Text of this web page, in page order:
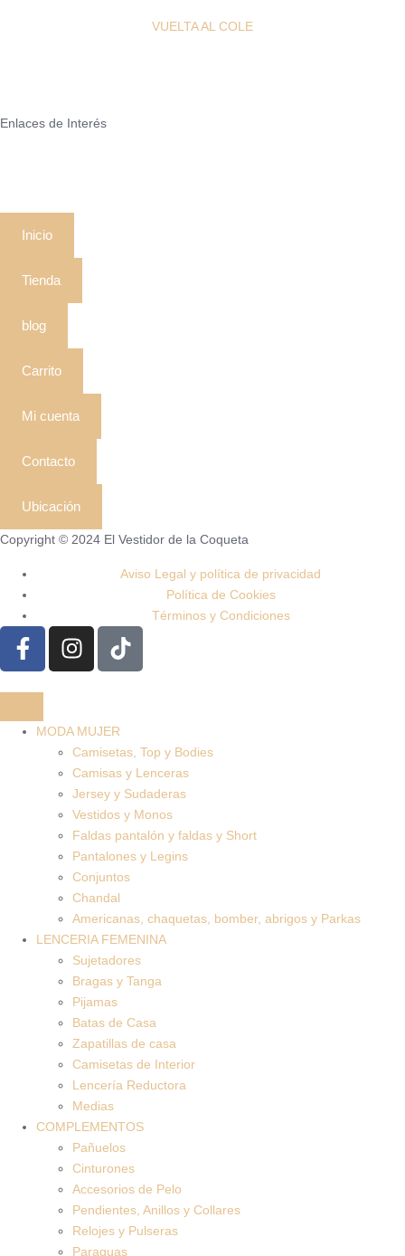
VUELTA AL COLE
Enlaces de Interés
Inicio
Tienda
blog
Carrito
Mi cuenta
Contacto
Ubicación
Copyright © 2024 El Vestidor de la Coqueta
Aviso Legal y política de privacidad
Política de Cookies
Términos y Condiciones
MODA MUJER
Camisetas, Top y Bodies
Camisas y Lenceras
Jersey y Sudaderas
Vestidos y Monos
Faldas pantalón y faldas y Short
Pantalones y Legins
Conjuntos
Chandal
Americanas, chaquetas, bomber, abrigos y Parkas
LENCERIA FEMENINA
Sujetadores
Bragas y Tanga
Pijamas
Batas de Casa
Zapatillas de casa
Camisetas de Interior
Lencería Reductora
Medias
COMPLEMENTOS
Pañuelos
Cinturones
Accesorios de Pelo
Pendientes, Anillos y Collares
Relojes y Pulseras
Paraguas